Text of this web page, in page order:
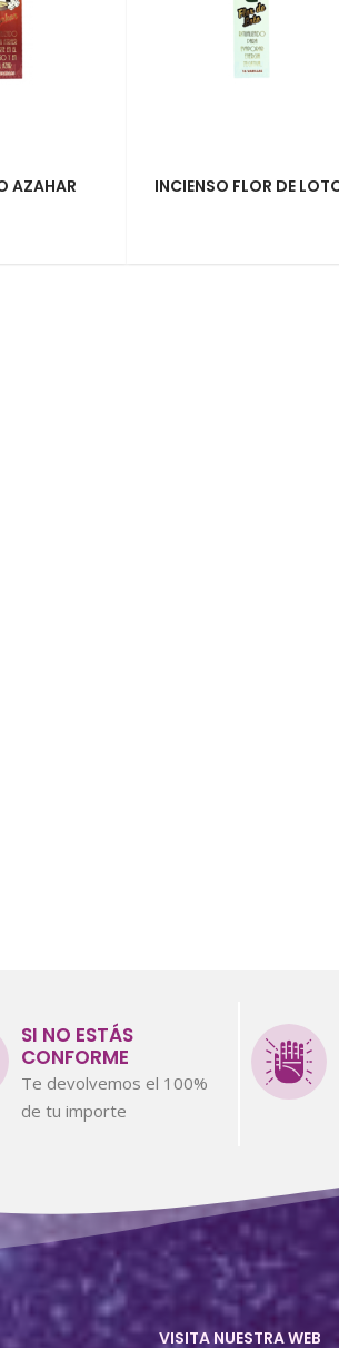
AZAHAR INCIENSO FLOR DE
SI NO ESTÁS
CONFORME
Te devolvemos el 100%
de tu importe
VISITA NUESTRA WEB